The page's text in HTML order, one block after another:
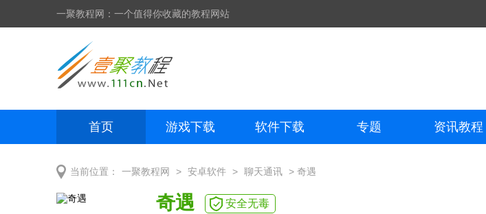
一聚教程网：一个值得你收藏的教程网站
首页 游戏下载 软件下载 专题 资讯教程
当前位置： 一聚教程网 > 安卓软件 > 聊天通讯 > 奇遇
奇遇 安全无毒